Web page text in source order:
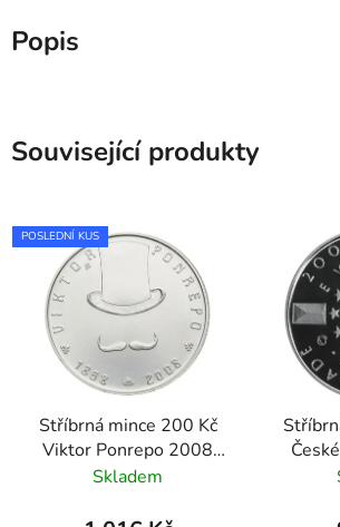
Popis
Související produkty
POSLEDNÍ KUS
Stříbrná mince 200 Kč
Viktor Ponrepo 2008
standard
Skladem